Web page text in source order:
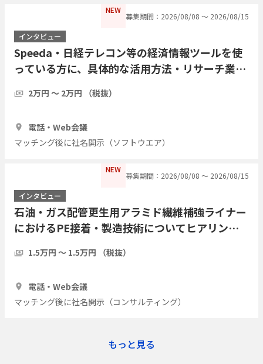
NEW
募集期間：2026/08/08 〜 2026/08/15
インタビュー
Speeda・日経テレコン等の経済情報ツールを使
っている方に、具体的な活用方法・リサーチ業務
2万円 〜 2万円 （税抜）
電話・Web会議
マッチング後に社名開示（ソフトウエア）
NEW
募集期間：2026/08/08 〜 2026/08/15
インタビュー
石油・ガス配管更生用アラミド繊維補強ライナー
におけるPE接着・製造技術についてヒアリング
1.5万円 〜 1.5万円 （税抜）
電話・Web会議
マッチング後に社名開示（コンサルティング）
もっと見る